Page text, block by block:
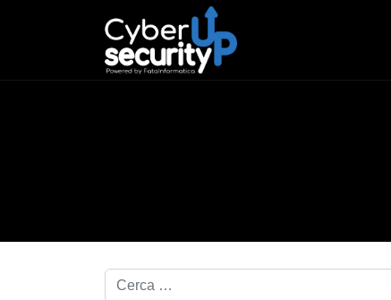
Cerca nel blog...